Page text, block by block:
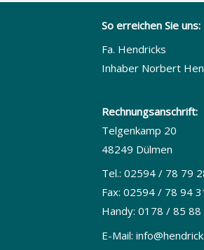
So erreichen Sie uns:
Fa. Hendricks
Inhaber Norbert
Rechnungsanschrift:
Telgenkamp 20
48249 Dülmen
Tel.: 02594 / 78 79
Fax: 02594 / 78 94
Handy: 0178 / 85 88
E-Mail: